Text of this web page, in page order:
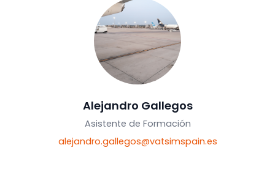
Roberto Ceballos
Director Formación
roberto.ceballos@vatsimspain.es